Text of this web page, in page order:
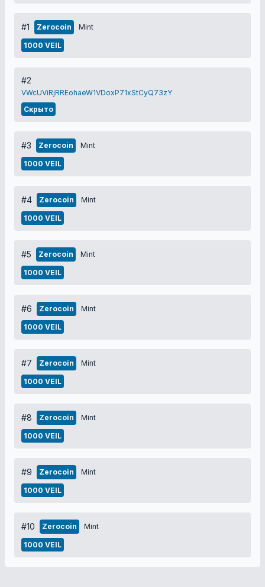
#1 Zerocoin Mint
1000 VEIL
#2
VWcUViRjRREohaeW1VDoxP71xStCyQ73zY
Скрыто
#3 Zerocoin Mint
1000 VEIL
#4 Zerocoin Mint
1000 VEIL
#5 Zerocoin Mint
1000 VEIL
#6 Zerocoin Mint
1000 VEIL
#7 Zerocoin Mint
1000 VEIL
#8 Zerocoin Mint
1000 VEIL
#9 Zerocoin Mint
1000 VEIL
#10 Zerocoin Mint
1000 VEIL